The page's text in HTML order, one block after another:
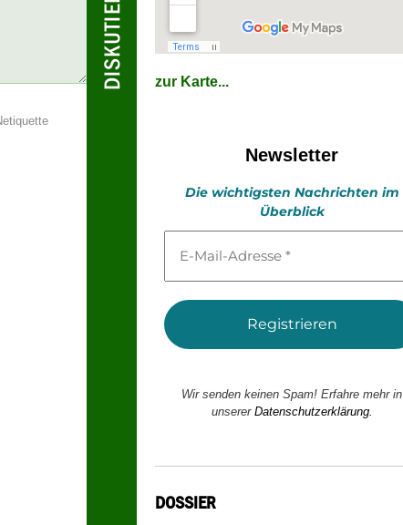
zur Karte...
Newsletter
Die wichtigsten Nachrichten im
Überblick
Mail-
*
Wir senden keinen Spam! Erfahre mehr in
unserer Datenschutzerklärung.
DOSSIER